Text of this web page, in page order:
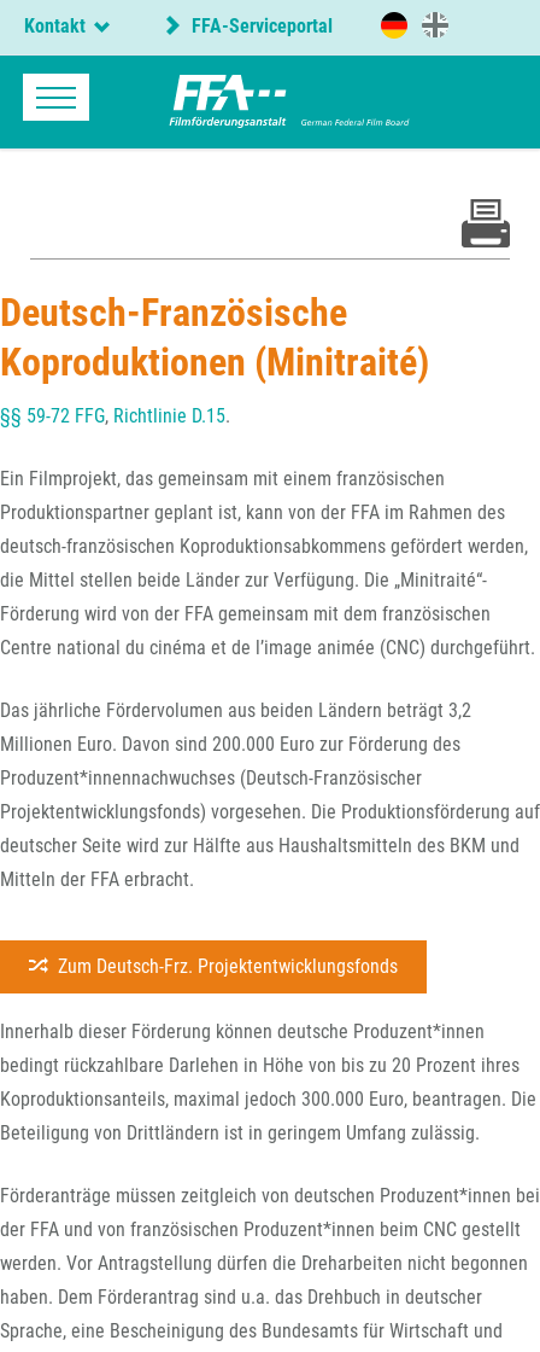
Kontakt FFA-Serviceportal
Deutsch-Französische
Koproduktionen (Minitraité)
§§ 59-72 FFG, Richtlinie D.15.
Ein Filmprojekt, das gemeinsam mit einem französischen
Produktionspartner geplant ist, kann von der FFA im Rahmen des
deutsch-französischen Koproduktionsabkommens gefördert werden,
die Mittel stellen beide Länder zur Verfügung. Die „Minitraité“-
Förderung wird von der FFA gemeinsam mit dem französischen
Centre national du cinéma et de l’image animée (CNC) durchgeführt.
Das jährliche Fördervolumen aus beiden Ländern beträgt 3,2
Millionen Euro. Davon sind 200.000 Euro zur Förderung des
Produzent*innennachwuchses (Deutsch-Französischer
Projektentwicklungsfonds) vorgesehen. Die Produktionsförderung auf
deutscher Seite wird zur Hälfte aus Haushaltsmitteln des BKM und
Mitteln der FFA erbracht.
Zum Deutsch-Frz. Projektentwicklungsfonds
Innerhalb dieser Förderung können deutsche Produzent*innen
bedingt rückzahlbare Darlehen in Höhe von bis zu 20 Prozent ihres
Koproduktionsanteils, maximal jedoch 300.000 Euro, beantragen. Die
Beteiligung von Drittländern ist in geringem Umfang zulässig.
Förderanträge müssen zeitgleich von deutschen Produzent*innen bei
der FFA und von französischen Produzent*innen beim CNC gestellt
werden. Vor Antragstellung dürfen die Dreharbeiten nicht begonnen
haben. Dem Förderantrag sind u.a. das Drehbuch in deutscher
Sprache, eine Bescheinigung des Bundesamts für Wirtschaft und